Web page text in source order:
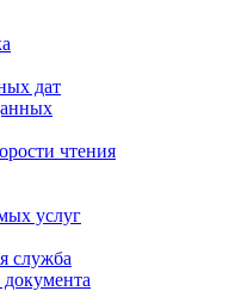
дат
чтения
услуг
служба